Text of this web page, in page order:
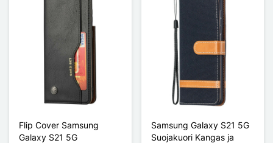
Flip Cover Samsung
Galaxy S21 5G
Samsung Galaxy S21 5G
Suojakuori Kangas ja